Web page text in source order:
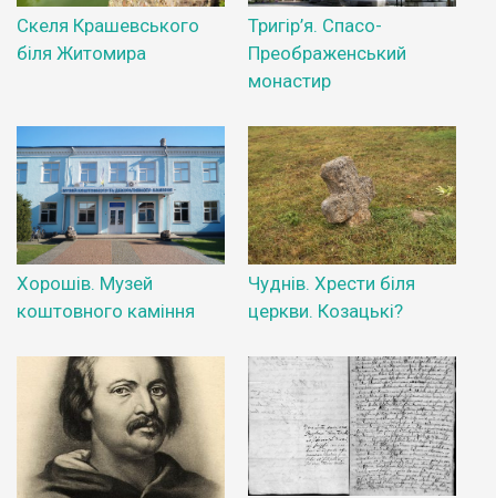
Скеля Крашевського
біля Житомира
Тригір’я. Спасо-
Преображенський
монастир
Хорошів. Музей
коштовного каміння
Чуднів. Хрести біля
церкви. Козацькі?